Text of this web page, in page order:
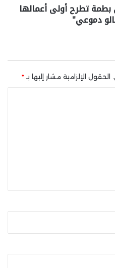
تطرح أولى أعمالها
دموعي"
الحقول الإلزامية مشار إليها بـ *